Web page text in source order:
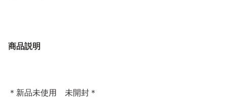
商品説明
＊新品未使用 未開封＊